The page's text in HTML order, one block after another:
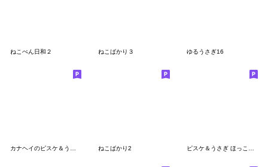
ねこぺん日和２ ねこばかり３ ゆるうさぎ16
ねこばかり2